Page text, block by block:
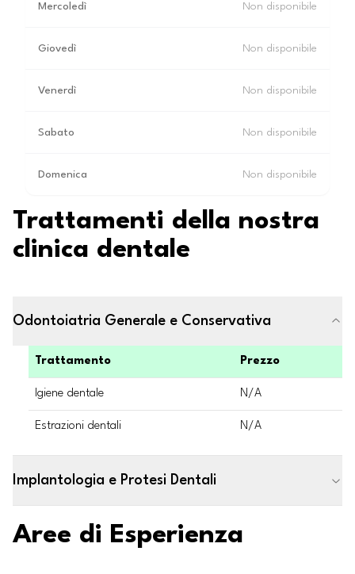
Mercoledì Non disponibile
Giovedì Non disponibile
Venerdì Non disponibile
Sabato Non disponibile
Domenica Non disponibile
Trattamenti della nostra
clinica dentale
Odontoiatria Generale e Conservativa
Trattamento Prezzo
Igiene dentale N/A
Estrazioni dentali N/A
Implantologia e Protesi Dentali
Aree di Esperienza